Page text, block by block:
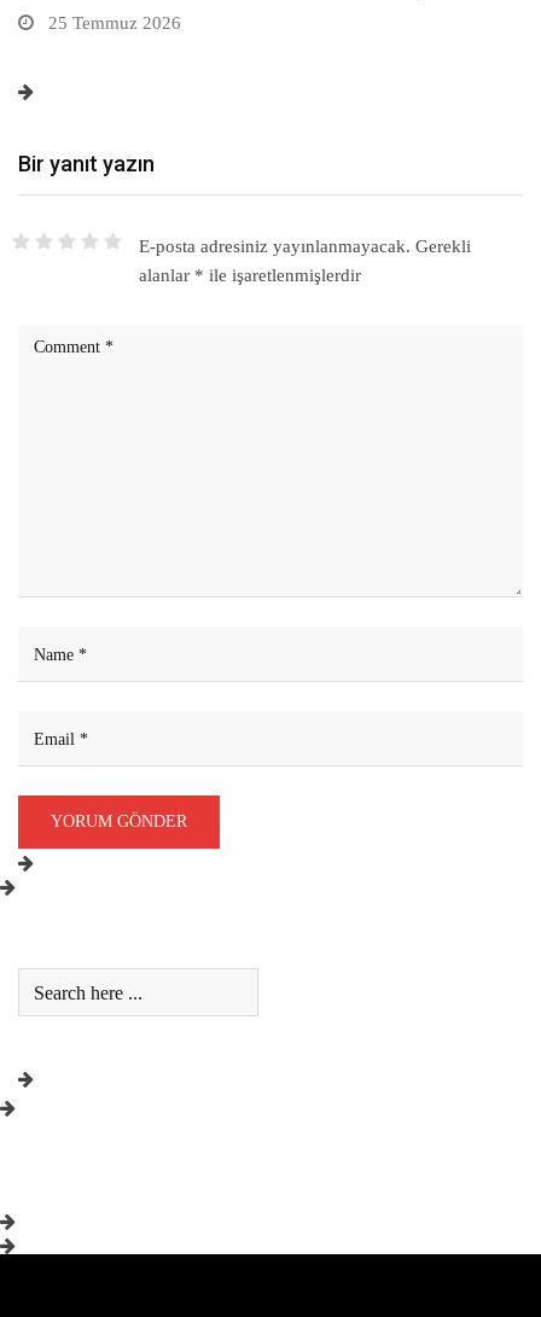
20 Temmuz 2026
Bir yanıt yazın
E-posta adresiniz yayınlanmayacak. Gerekli
alanlar * ile işaretlenmişlerdir